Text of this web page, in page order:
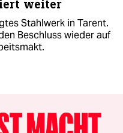
weiter
Stahlwerk in Tarent.
Beschluss wieder auf